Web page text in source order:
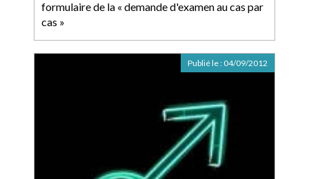
formulaire de la « demande d'examen au cas par
cas »
Publié le : 04/09/2012